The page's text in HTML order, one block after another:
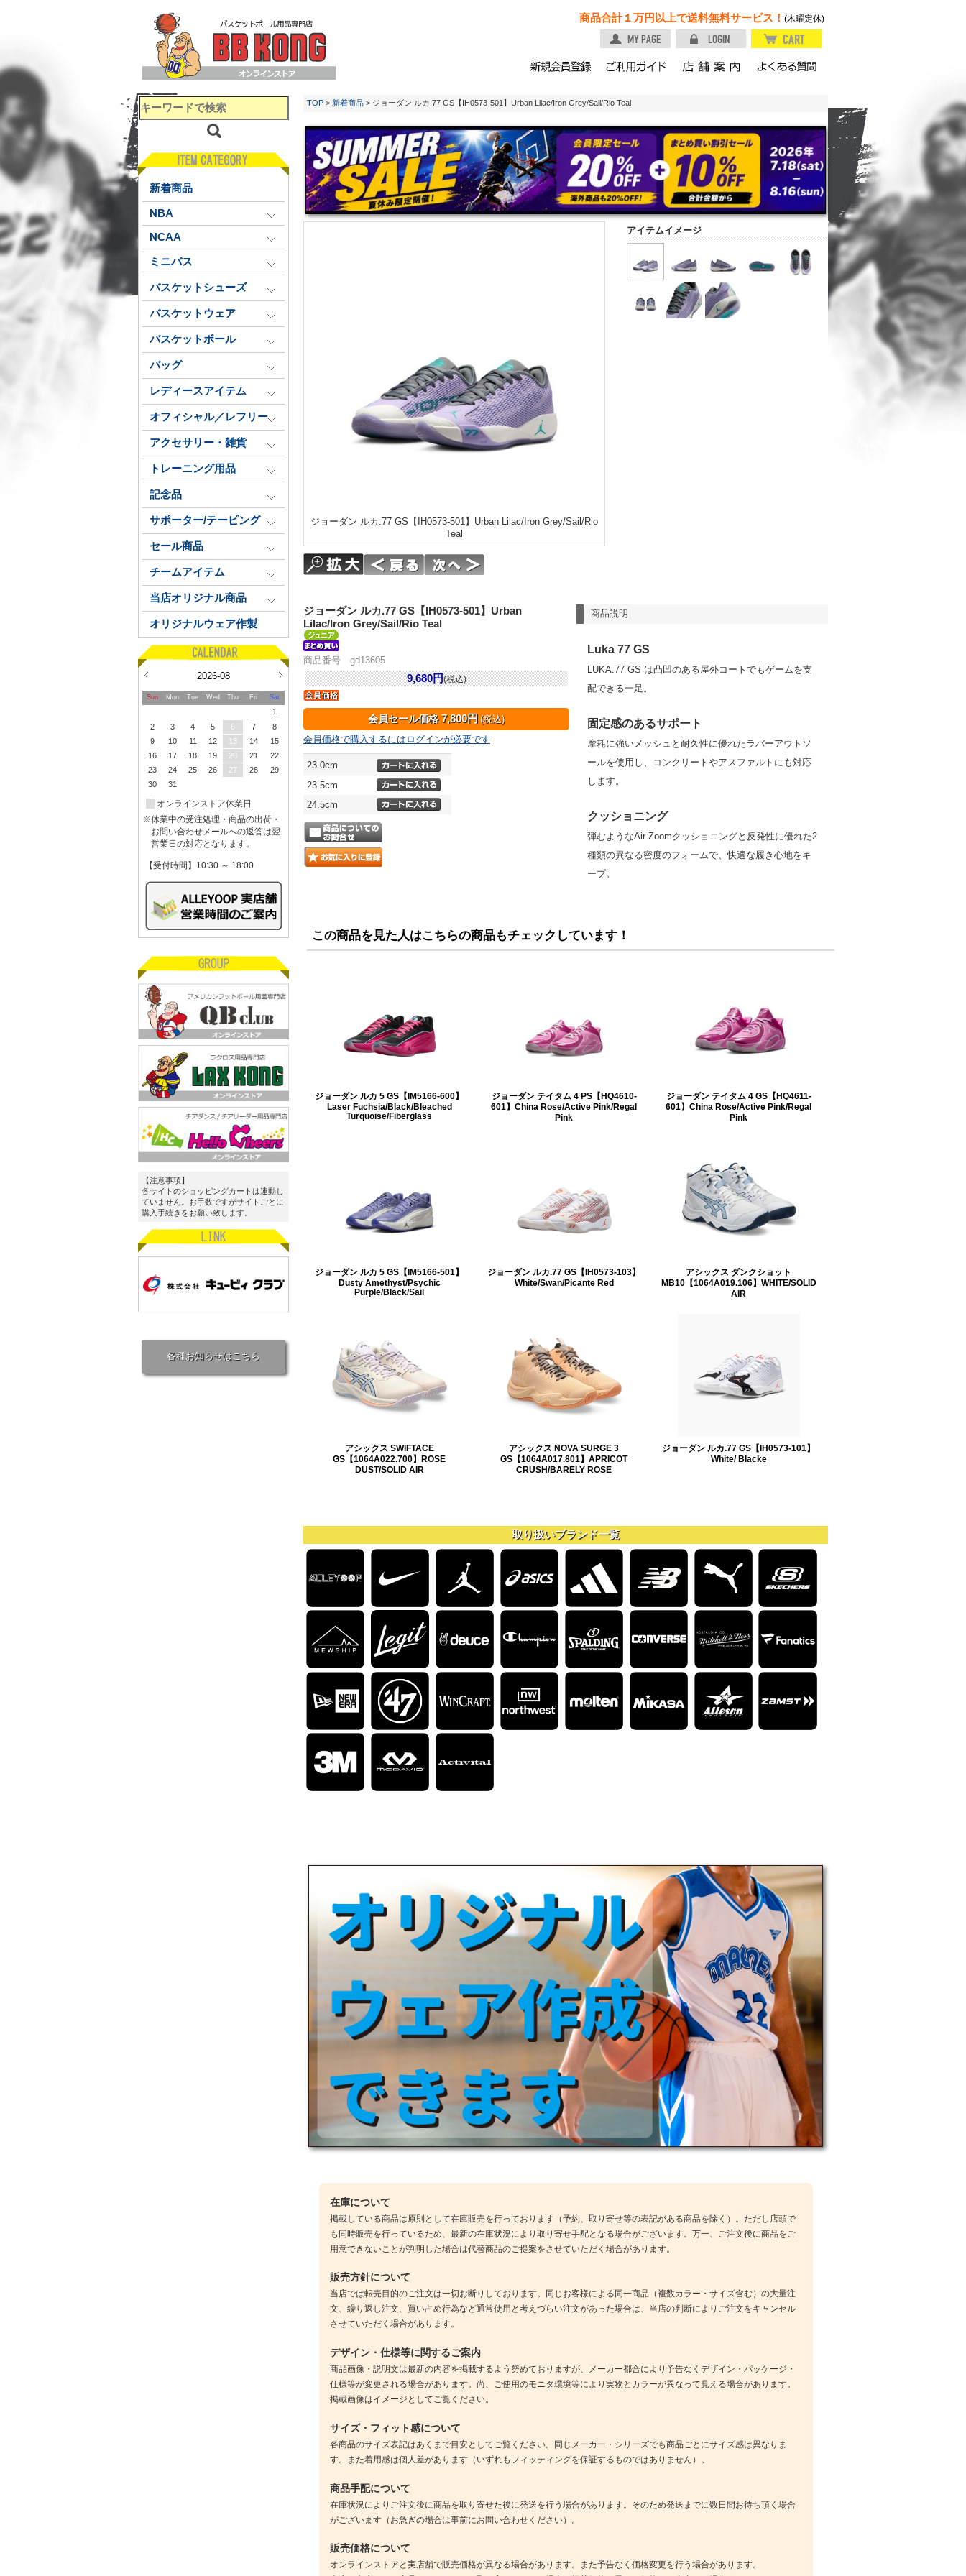
商品合計１万円以上で送料無料サービス！ (木曜定休)
新着商品
NBA
NCAA
ミニバス
バスケットシューズ
バスケットウェア
バスケットボール
バッグ
レディースアイテム
オフィシャル／レフリー
アクセサリー・雑貨
トレーニング用品
記念品
サポーター/テーピング
セール商品
チームアイテム
当店オリジナル商品
オリジナルウェア作製
2026-08
Sun Mon Tue Wed Thu Fri Sat
1
2
3 4 5 6 7
8
9
10 11 12 13 14
15
16
17 18 19 20 21
22
23
24 25 26 27 28
29
30
31
オンラインストア休業日
※休業中の受注処理・商品の出荷・
お問い合わせメールへの返答は翌
営業日の対応となります。
【受付時間】10:30 ～ 18:00
【注意事項】
各サイトのショッピングカートは連動し
ていません。お手数ですがサイトごとに
購入手続きをお願い致します。
各種お知らせはこちら
TOP > 新着商品 > ジョーダン ルカ.77 GS【IH0573-501】Urban Lilac/Iron Grey/Sail/Rio Teal
アイテムイメージ
ジョーダン ルカ.77 GS【IH0573-501】Urban Lilac/Iron Grey/Sail/Rio
Teal
商品説明
Luka 77 GS
LUKA.77 GS は凸凹のある屋外コートでもゲームを支
配できる一足。
固定感のあるサポート
摩耗に強いメッシュと耐久性に優れたラバーアウトソ
ールを使用し、コンクリートやアスファルトにも対応
します。
クッショニング
弾むようなAir Zoomクッショニングと反発性に優れた2
種類の異なる密度のフォームで、快適な履き心地をキ
ープ。
ジョーダン ルカ.77 GS【IH0573-501】Urban
Lilac/Iron Grey/Sail/Rio Teal
商品番号 gd13605
9,680円(税込)
会員セール価格 7,800円 (税込)
会員価格で購入するにはログインが必要です
23.0cm
23.5cm
24.5cm
この商品を見た人はこちらの商品もチェックしています！
ジョーダン ルカ 5 GS【IM5166-600】
Laser Fuchsia/Black/Bleached
Turquoise/Fiberglass
ジョーダン テイタム 4 PS【HQ4610-
601】China Rose/Active Pink/Regal
Pink
ジョーダン テイタム 4 GS【HQ4611-
601】China Rose/Active Pink/Regal
Pink
ジョーダン ルカ 5 GS【IM5166-501】
Dusty Amethyst/Psychic
Purple/Black/Sail
ジョーダン ルカ.77 GS【IH0573-103】
White/Swan/Picante Red
アシックス ダンクショット
MB10【1064A019.106】WHITE/SOLID
AIR
アシックス SWIFTACE
GS【1064A022.700】ROSE
DUST/SOLID AIR
アシックス NOVA SURGE 3
GS【1064A017.801】APRICOT
CRUSH/BARELY ROSE
ジョーダン ルカ.77 GS【IH0573-101】
White/ Blacke
取り扱いブランド一覧
在庫について
掲載している商品は原則として在庫販売を行っております（予約、取り寄せ等の表記がある商品を除く）。ただし店頭で
も同時販売を行っているため、最新の在庫状況により取り寄せ手配となる場合がございます。万一、ご注文後に商品をご
用意できないことが判明した場合は代替商品のご提案をさせていただく場合があります。
販売方針について
当店では転売目的のご注文は一切お断りしております。同じお客様による同一商品（複数カラー・サイズ含む）の大量注
文、繰り返し注文、買い占め行為など通常使用と考えづらい注文があった場合は、当店の判断によりご注文をキャンセル
させていただく場合があります。
デザイン・仕様等に関するご案内
商品画像・説明文は最新の内容を掲載するよう努めておりますが、メーカー都合により予告なくデザイン・パッケージ・
仕様等が変更される場合があります。尚、ご使用のモニタ環境等により実物とカラーが異なって見える場合があります。
掲載画像はイメージとしてご覧ください。
サイズ・フィット感について
各商品のサイズ表記はあくまで目安としてご覧ください。同じメーカー・シリーズでも商品ごとにサイズ感は異なりま
す。また着用感は個人差があります（いずれもフィッティングを保証するものではありません）。
商品手配について
在庫状況によりご注文後に商品を取り寄せた後に発送を行う場合があります。そのため発送までに数日間お待ち頂く場合
がございます（お急ぎの場合は事前にお問い合わせください）。
販売価格について
オンラインストアと実店舗で販売価格が異なる場合があります。また予告なく価格変更を行う場合があります。